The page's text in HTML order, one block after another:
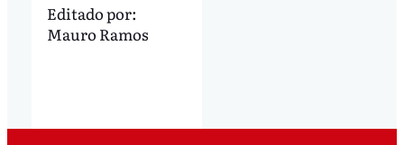
Editado por:
Mauro Ramos